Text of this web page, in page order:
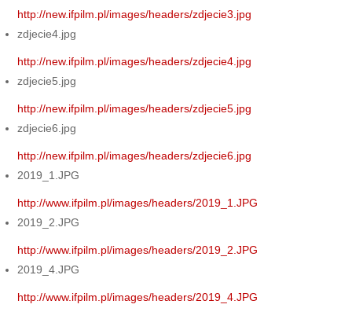
http://new.ifpilm.pl/images/headers/zdjecie3.jpg
zdjecie4.jpg
http://new.ifpilm.pl/images/headers/zdjecie4.jpg
zdjecie5.jpg
http://new.ifpilm.pl/images/headers/zdjecie5.jpg
zdjecie6.jpg
http://new.ifpilm.pl/images/headers/zdjecie6.jpg
2019_1.JPG
http://www.ifpilm.pl/images/headers/2019_1.JPG
2019_2.JPG
http://www.ifpilm.pl/images/headers/2019_2.JPG
2019_4.JPG
http://www.ifpilm.pl/images/headers/2019_4.JPG